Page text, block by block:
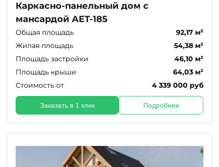
Каркасно-панельный дом с
мансардой AET-185
Общая площадь
92,17 м²
Жилая площадь
54,38 м²
Площадь застройки
46,10 м²
Площадь крыши
64,03 м²
Стоимость от
4 339 000 руб
Заказать в 1 клик Подробнее